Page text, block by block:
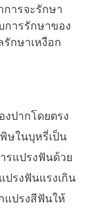
การจะรักษา
การรักษาของ
กษาเหงือก
ปากโดยตรง
ษในบุหรี่เป็น
รแปรงฟันด้วย
ปรงฟันแรงเกิน
แปรงสีฟันให้